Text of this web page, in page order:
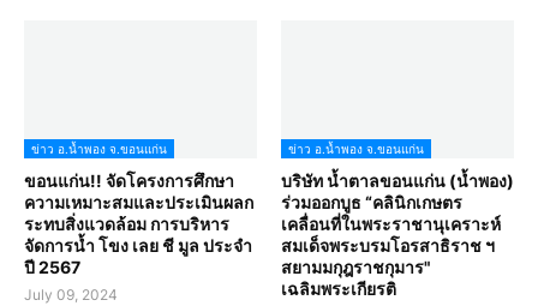
ข่าว อ.น้ำพอง จ.ขอนแก่น
ขอนแก่น!! จัดโครงการศึกษา
ความเหมาะสมและประเมินผลก
ระทบสิ่งแวดล้อม การบริหาร
จัดการน้ำ โขง เลย ชี มูล ประจำ
ปี 2567
July 09, 2024
ข่าว อ.น้ำพอง จ.ขอนแก่น
บริษัท น้ำตาลขอนแก่น (น้ำพอง)
ร่วมออกบูธ “คลินิกเกษตร
เคลื่อนที่ในพระราชานุเคราะห์
สมเด็จพระบรมโอรสาธิราช ฯ
สยามมกุฎราชกุมาร"
เฉลิมพระเกียรติ